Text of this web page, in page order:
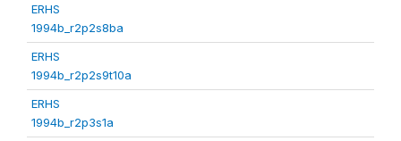
ERHS
1994b_r2p2s8ba
ERHS
1994b_r2p2s9t10a
ERHS
1994b_r2p3s1a